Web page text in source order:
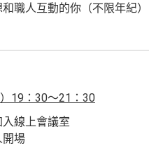
職人互動的你（不限年紀）
19：30～21：30
線上會議室
開場